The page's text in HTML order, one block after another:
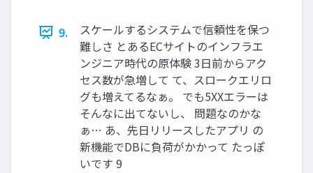
9.
スケールするシステムで信頼性を保つ
難しさ とあるECサイトのインフラエ
ンジニア時代の原体験 3日前からアク
セス数が急増して て、スロークエリロ
グも増えてるなぁ。 でも5XXエラーは
そんなに出てないし、 問題なのかな
ぁ… あ、先日リリースしたアプリ の
新機能でDBに負荷がかかって たっぽ
いです 9